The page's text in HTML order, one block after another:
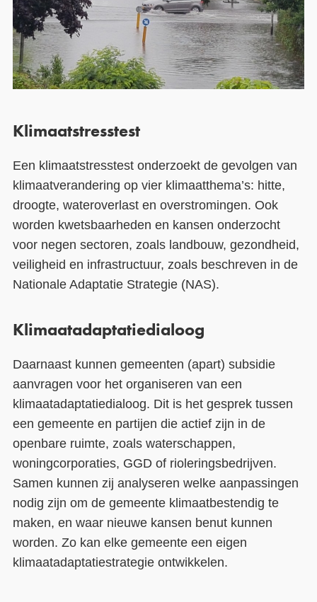
Klimaatstresstest
Een klimaatstresstest onderzoekt de gevolgen van
klimaatverandering op vier klimaatthema’s: hitte,
droogte, wateroverlast en overstromingen. Ook
worden kwetsbaarheden en kansen onderzocht
voor negen sectoren, zoals landbouw, gezondheid,
veiligheid en infrastructuur, zoals beschreven in de
Nationale Adaptatie Strategie (NAS).
Klimaatadaptatiedialoog
Daarnaast kunnen gemeenten (apart) subsidie
aanvragen voor het organiseren van een
klimaatadaptatiedialoog. Dit is het gesprek tussen
een gemeente en partijen die actief zijn in de
openbare ruimte, zoals waterschappen,
woningcorporaties, GGD of rioleringsbedrijven.
Samen kunnen zij analyseren welke aanpassingen
nodig zijn om de gemeente klimaatbestendig te
maken, en waar nieuwe kansen benut kunnen
worden. Zo kan elke gemeente een eigen
klimaatadaptatiestrategie ontwikkelen.